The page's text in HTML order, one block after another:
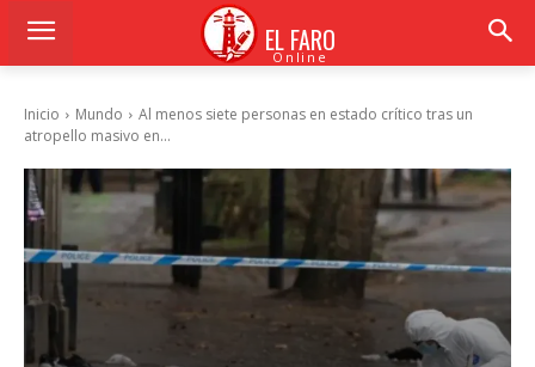
EL FARO
Online
Inicio Mundo
Al menos siete personas en estado crítico tras un
atropello masivo en...